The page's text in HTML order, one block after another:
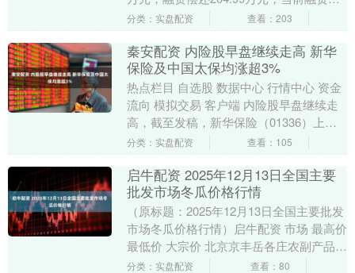
额3122.45万元，占流通....
分类：实盘配资 查看：203
秦安配资 内险股早盘继续走高 新华
保险及中国太保均涨超3%
热点栏目 自选股 数据中心 行情中心 资金
流向 模拟交易 客户端 内险股早盘继续走
高，截至发稿，新华保险（01336）上涨
3.53%秦安配资，报50.50港元；....
分类：实盘配资 查看：105
启牛配资 2025年12月13日全国主要
批发市场冬瓜价格行情
（原标题：2025年12月13日全国主要批发
市场冬瓜价格行情）启牛配资 市场 最高价
最低价 大宗价 北京京丰岳各庄农副产品批
发市场 3.60 2.00 2.4....
分类：实盘配资 查看：80